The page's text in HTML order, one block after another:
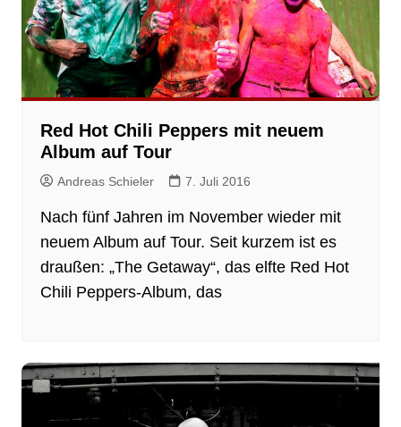
Red Hot Chili Peppers mit neuem
Album auf Tour
Andreas Schieler 7. Juli 2016
Nach fünf Jahren im November wieder mit
neuem Album auf Tour. Seit kurzem ist es
draußen: „The Getaway“, das elfte Red Hot
Chili Peppers-Album, das